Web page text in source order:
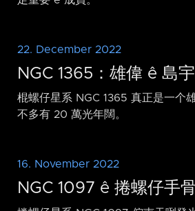
22. December 2022
NGC 1365：雄偉 ê 島
棍螺仔星系 NGC 1365 真正是一个
不多有 20 萬光年闊。
16. November 2022
NGC 1097 ê 捲螺仔手